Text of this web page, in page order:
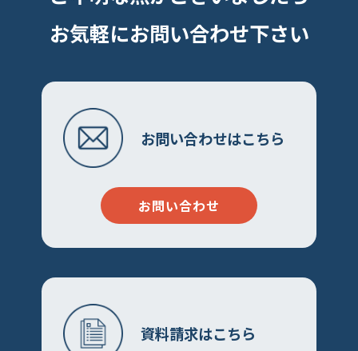
お気軽にお問い合わせ下さい
お問い合わせはこちら
お問い合わせ
資料請求はこちら